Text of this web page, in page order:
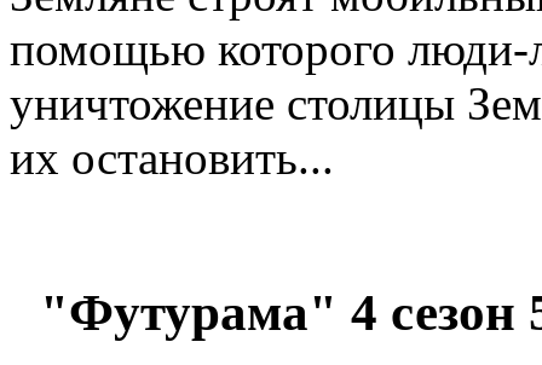
помощью которого люди-
уничтожение столицы
их остановить...
"Футурама" 4 сезон